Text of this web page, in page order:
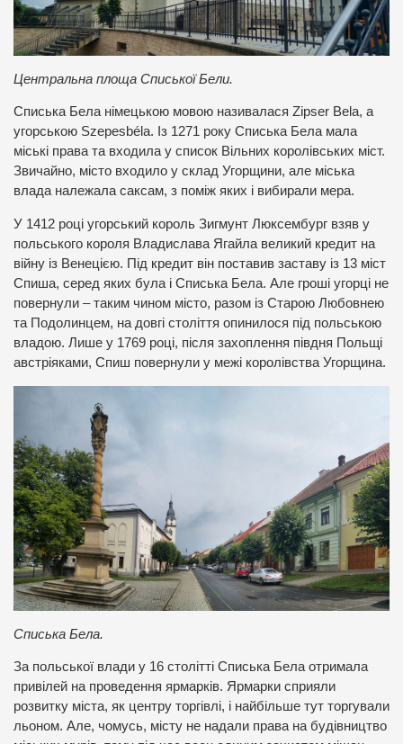
Центральна площа Списької Бели.
Списька Бела німецькою мовою називалася Zipser Bela, а
угорською Szepesbéla. Із 1271 року Списька Бела мала
міські права та входила у список Вільних королівських міст.
Звичайно, місто входило у склад Угорщини, але міська
влада належала саксам, з поміж яких і вибирали мера.
У 1412 році угорський король Зигмунт Люксембург взяв у
польського короля Владислава Ягайла великий кредит на
війну із Венецією. Під кредит він поставив заставу із 13 міст
Спиша, серед яких була і Списька Бела. Але гроші угорці не
повернули – таким чином місто, разом із Старою Любовнею
та Подолинцем, на довгі століття опинилося під польською
владою. Лише у 1769 році, після захоплення півдня Польщі
австріяками, Спиш повернули у межі королівства Угорщина.
Списька Бела.
За польської влади у 16 столітті Списька Бела отримала
привілей на проведення ярмарків. Ярмарки сприяли
розвитку міста, як центру торгівлі, і найбільше тут торгували
льоном. Але, чомусь, місту не надали права на будівництво